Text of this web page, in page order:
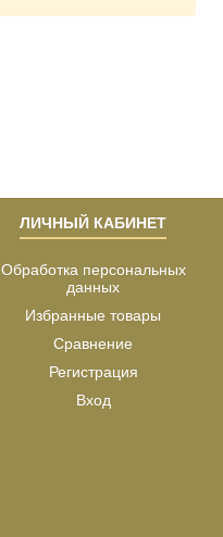
ЛИЧНЫЙ КАБИНЕТ
Обработка персональных
данных
Избранные товары
Сравнение
Регистрация
Вход